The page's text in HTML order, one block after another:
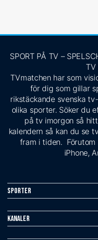
SPORT PÅ TV –
TV
TVmatchen har som
för dig som gillar
rikstäckande svenska
olika sporter. Söker du
på tv imorgon så
kalendern så kan du se
fram i tiden.
iPhone,
Sporter
Kanaler